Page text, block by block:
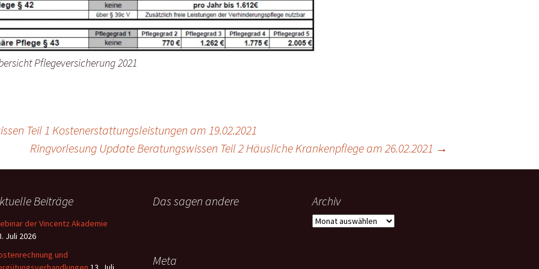
Pflegeversicherung 2021
Teil 1 Kostenerstattungsleistungen am 19.02.2021
Ringvorlesung Update Beratungswissen Teil 2 Häusliche Krankenpflege am 26.02.2021 →
Beiträge
der Vincentz Akademie
Juli 2026
und
Das sagen andere Archiv
Archiv
Meta